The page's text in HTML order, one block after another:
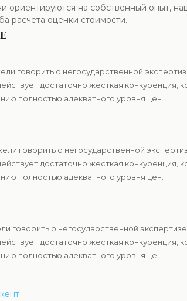
ориентируются на собственный опыт,
расчета оценки стоимости.
говорить о негосударственной
достаточно жесткая конкуренция,
полностью адекватного уровня цен.
говорить о негосударственной
достаточно жесткая конкуренция,
полностью адекватного уровня цен.
говорить о негосударственной экспертизе,
достаточно жесткая конкуренция,
полностью адекватного уровня цен.